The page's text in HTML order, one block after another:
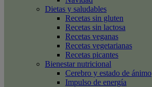
Dietas y saludables
Recetas sin gluten
Recetas sin lactosa
Recetas veganas
Recetas vegetarianas
Recetas picantes
Bienestar nutricional
Cerebro y estado de ánimo
Impulso de energía